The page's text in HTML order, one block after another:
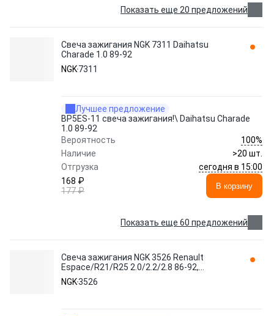
Показать еще 20 предложений
Свеча зажигания NGK 7311 Daihatsu
Charade 1.0 89-92
NGK7311
Лучшее предложение
BP5ES-11 свеча зажигания!\ Daihatsu Charade
1.0 89-92
Вероятность
100%
Наличие
>20 шт.
Отгрузка
сегодня в 15:00
168 ₽
177 ₽
В корзину
Показать еще 60 предложений
Свеча зажигания NGK 3526 Renault
Espace/R21/R25 2.0/2.2/2.8 86-92,
Peugeot 104 1.1 75-80
NGK3526